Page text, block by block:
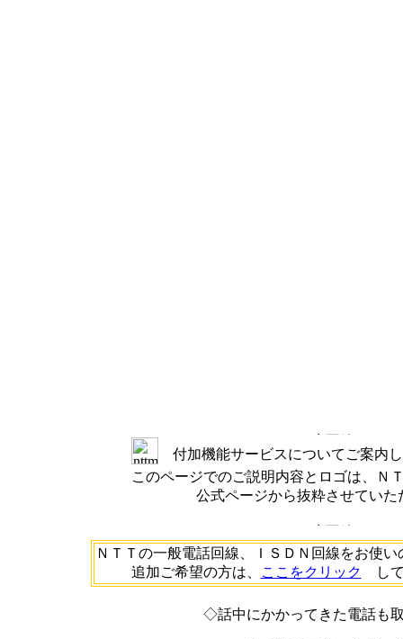
付加機能サービスについてご案内
このページでのご説明内容とロゴは、Ｎ
公式ページから抜粋させていた
ＮＴＴの一般電話回線、ＩＳＤＮ回線をお使
追加ご希望の方は、
ここをクリック して
◇話中にかかってきた電話も